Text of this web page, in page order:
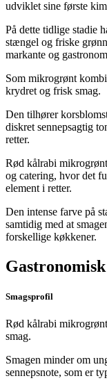
udviklet sine første
På dette tidlige stadie
stængel og friske
markante og
Som mikrogrønt
krydret og frisk smag.
Den tilhører
diskret sennepsagtig
retter.
Rød kålrabi
og catering, hvor det
element i retter.
Den intense farve på
samtidig med at
forskellige køkkener.
Smagsprofil
Rød kålrabi
smag.
Smagen minder om
sennepsnote, som er